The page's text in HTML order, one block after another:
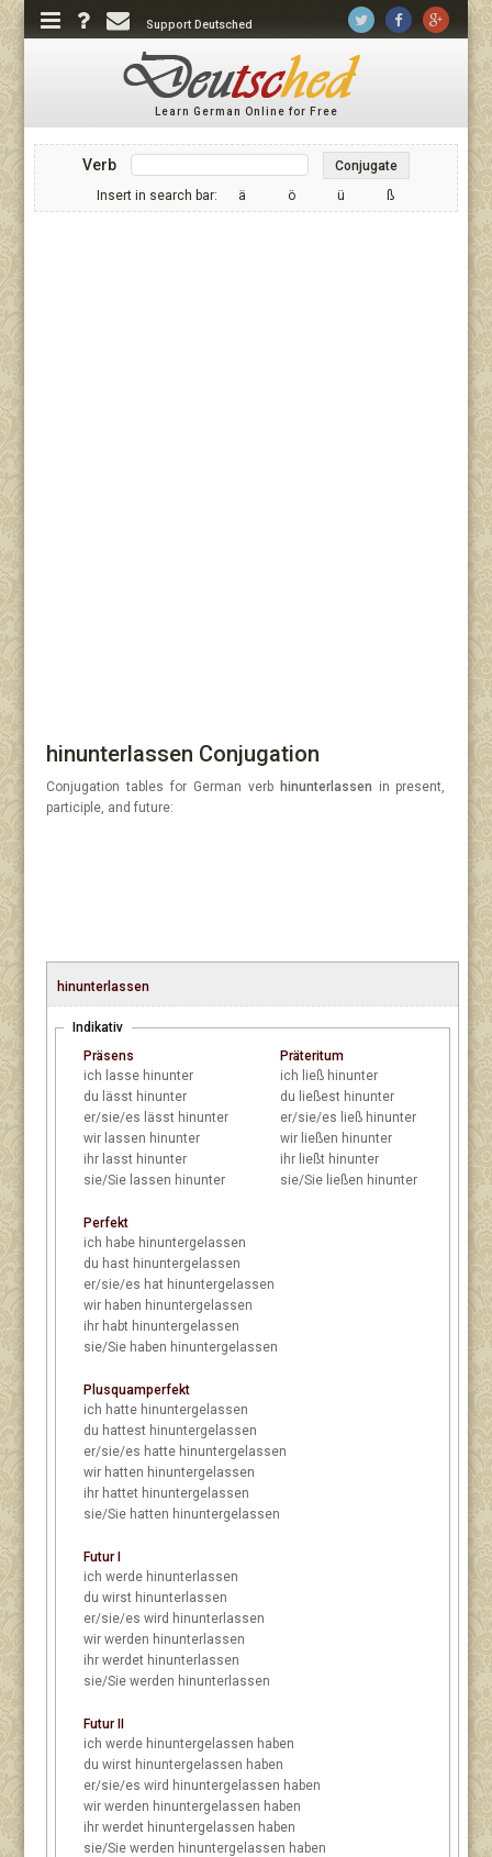
Support Deutsched
Learn German Online for Free
Verb
Conjugate
Insert in search bar:
ä ö ü ß
hinunterlassen Conjugation
Conjugation tables for German verb hinunterlassen in present,
participle, and future:
hinunterlassen
Indikativ
Präsens
ich lasse hinunter
du lässt hinunter
er/sie/es lässt hinunter
wir lassen hinunter
ihr lasst hinunter
sie/Sie lassen hinunter
Präteritum
ich ließ hinunter
du ließest hinunter
er/sie/es ließ hinunter
wir ließen hinunter
ihr ließt hinunter
sie/Sie ließen hinunter
Perfekt
ich habe hinuntergelassen
du hast hinuntergelassen
er/sie/es hat hinuntergelassen
wir haben hinuntergelassen
ihr habt hinuntergelassen
sie/Sie haben hinuntergelassen
Plusquamperfekt
ich hatte hinuntergelassen
du hattest hinuntergelassen
er/sie/es hatte hinuntergelassen
wir hatten hinuntergelassen
ihr hattet hinuntergelassen
sie/Sie hatten hinuntergelassen
Futur I
ich werde hinunterlassen
du wirst hinunterlassen
er/sie/es wird hinunterlassen
wir werden hinunterlassen
ihr werdet hinunterlassen
sie/Sie werden hinunterlassen
Futur II
ich werde hinuntergelassen haben
du wirst hinuntergelassen haben
er/sie/es wird hinuntergelassen haben
wir werden hinuntergelassen haben
ihr werdet hinuntergelassen haben
sie/Sie werden hinuntergelassen haben